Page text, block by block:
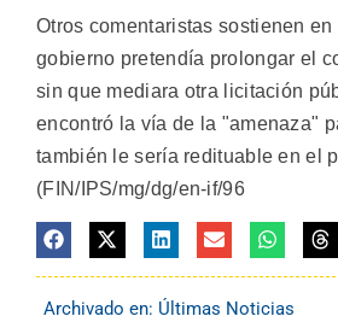
Otros comentaristas sostienen en
gobierno pretendía prolongar el
sin que mediara otra licitación
encontró la vía de la "amenaza"
también le sería redituable en el
(FIN/IPS/mg/dg/en-if/96
Archivado en: Últimas Noticias